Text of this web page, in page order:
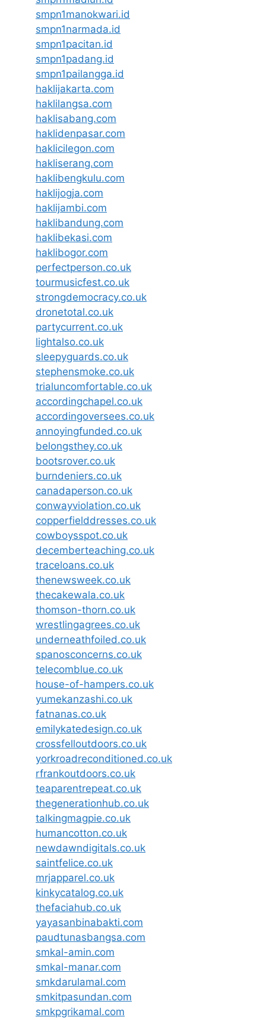
smpn1manokwari.id
smpn1narmada.id
smpn1pacitan.id
smpn1padang.id
smpn1pailangga.id
haklijakarta.com
haklilangsa.com
haklisabang.com
haklidenpasar.com
haklicilegon.com
hakliserang.com
haklibengkulu.com
haklijogja.com
haklijambi.com
haklibandung.com
haklibekasi.com
haklibogor.com
perfectperson.co.uk
tourmusicfest.co.uk
strongdemocracy.co.uk
dronetotal.co.uk
partycurrent.co.uk
lightalso.co.uk
sleepyguards.co.uk
stephensmoke.co.uk
trialuncomfortable.co.uk
accordingchapel.co.uk
accordingoversees.co.uk
annoyingfunded.co.uk
belongsthey.co.uk
bootsrover.co.uk
burndeniers.co.uk
canadaperson.co.uk
conwayviolation.co.uk
copperfielddresses.co.uk
cowboysspot.co.uk
decemberteaching.co.uk
traceloans.co.uk
thenewsweek.co.uk
thecakewala.co.uk
thomson-thorn.co.uk
wrestlingagrees.co.uk
underneathfoiled.co.uk
spanosconcerns.co.uk
telecomblue.co.uk
house-of-hampers.co.uk
yumekanzashi.co.uk
fatnanas.co.uk
emilykatedesign.co.uk
crossfelloutdoors.co.uk
yorkroadreconditioned.co.uk
rfrankoutdoors.co.uk
teaparentrepeat.co.uk
thegenerationhub.co.uk
talkingmagpie.co.uk
humancotton.co.uk
newdawndigitals.co.uk
saintfelice.co.uk
mrjapparel.co.uk
kinkycatalog.co.uk
thefaciahub.co.uk
yayasanbinabakti.com
paudtunasbangsa.com
smkal-amin.com
smkal-manar.com
smkdarulamal.com
smkitpasundan.com
smkpgrikamal.com